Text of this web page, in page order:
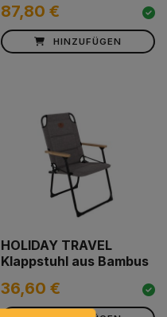
87,80 €
HINZUFÜGEN
HOLIDAY TRAVEL
Klappstuhl aus Bambus
36,60 €